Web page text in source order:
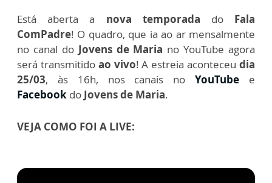
Está aberta a nova temporada doFala
ComPadre! O quadro, que ia ao ar mensalmente
no canal doJovens de Maria no YouTube agora
será transmitido ao vivo! A estreia aconteceudia
25/03, às 16h, nos canais noYouTube e
Facebook do Jovens de Maria.
VEJA COMO FOI A LIVE: